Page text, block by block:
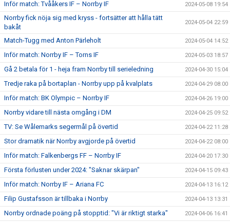
Inför match: Tvååkers IF – Norrby IF 2024-05-08 19:54
Norrby fick nöja sig med kryss - fortsätter att hålla tätt
bakåt
2024-05-04 22:59
Match-Tugg med Anton Pärleholt 2024-05-04 14:52
Inför match: Norrby IF – Torns IF 2024-05-03 18:57
Gå 2 betala för 1 - heja fram Norrby till serieledning 2024-04-30 15:04
Tredje raka på bortaplan - Norrby upp på kvalplats 2024-04-29 08:00
Inför match: BK Olympic – Norrby IF 2024-04-26 19:00
Norrby vidare till nästa omgång i DM 2024-04-25 09:52
TV: Se Wålemarks segermål på övertid 2024-04-22 11:28
Stor dramatik när Norrby avgjorde på övertid 2024-04-22 08:00
Inför match: Falkenbergs FF – Norrby IF 2024-04-20 17:30
Första förlusten under 2024: "Saknar skärpan" 2024-04-15 09:43
Inför match: Norrby IF – Ariana FC 2024-04-13 16:12
Filip Gustafsson är tillbaka i Norrby 2024-04-13 13:31
Norrby ordnade poäng på stopptid: "Vi är riktigt starka" 2024-04-06 16:41